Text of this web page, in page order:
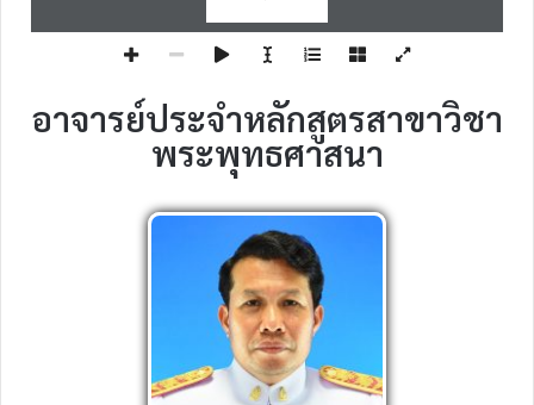
อาจารย์ประจำหลักสูตรสาขาวิชา
พระพุทธศาสนา